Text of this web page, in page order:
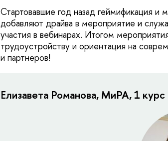
Стартовавшие год назад геймификация и
добавляют драйва в мероприятие и
участия в вебинарах. Итогом
трудоустройству и ориентация на
и партнеров!
Елизавета Романова, МиРА, 1 курс